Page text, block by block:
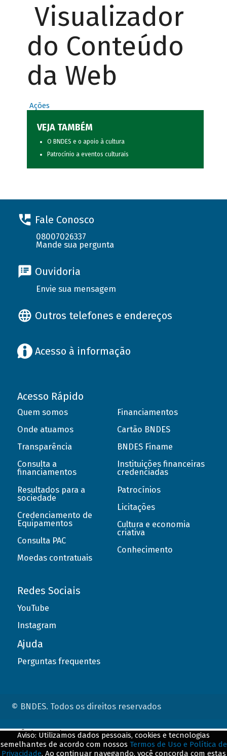
Visualizador
do Conteúdo
da Web
Ações
VEJA TAMBÉM
O BNDES e o apoio à cultura
Patrocínio a eventos culturais
Fale Conosco
08007026337
Mande sua pergunta
Ouvidoria
Envie sua mensagem
Outros telefones e endereços
Acesso à informação
Acesso Rápido
Quem somos
Onde atuamos
Transparência
Consulta a
financiamentos
Resultados para a
sociedade
Credenciamento de
Equipamentos
Consulta PAC
Moedas contratuais
Financiamentos
Cartão BNDES
BNDES Finame
Instituições financeiras
credenciadas
Patrocínios
Licitações
Cultura e economia
criativa
Conhecimento
Redes Sociais
YouTube
Instagram
Ajuda
Perguntas frequentes
© BNDES. Todos os direitos reservados
Aviso: Utilizamos dados pessoais, cookies e tecnologias
semelhantes de acordo com nossos Termos de Uso e Política de
Privacidade. Ao continuar navegando, você concorda com estas
ConteÃºdo complementar
${title}${badge}